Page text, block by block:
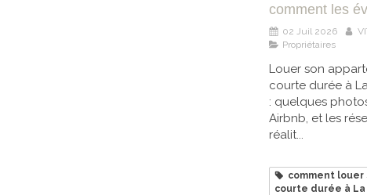
comment les
02 Juil 2026
Propriétaires
Louer son
courte durée à
: quelques
Airbnb, et les
réalit...
comment
courte durée à